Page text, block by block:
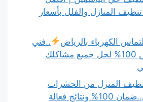
المنازل والفلل بأسعار
الكهرباء بالرياض
..فني
متخصص 100% لحل جميع مشاكلك
المنزل من الحشرات
بالرياض..ضمان 100% ونتائج فعالة